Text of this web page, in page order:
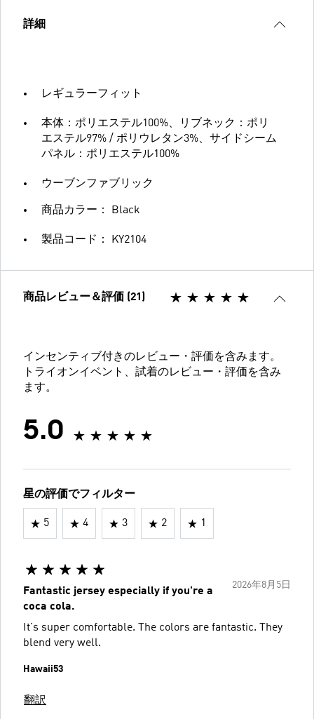
詳細
レギュラーフィット
本体：ポリエステル100%、リブネック：ポリ
エステル97% / ポリウレタン3%、サイドシーム
パネル：ポリエステル100%
ウーブンファブリック
商品カラー： Black
製品コード： KY2104
商品レビュー＆評価 (21)
インセンティブ付きのレビュー・評価を含みます。
トライオンイベント、試着のレビュー・評価を含み
ます。
5.0
星の評価でフィルター
5 4 3 2 1
2026年8月5日
Fantastic jersey especially if you're a
coca cola.
It's super comfortable. The colors are fantastic. They
blend very well.
Hawaii53
翻訳